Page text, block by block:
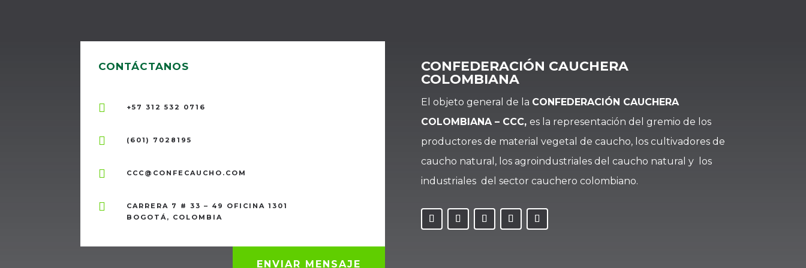
CONTÁCTANOS
 +57 312 532 0716
 (601) 7028195
 CCC@CONFECAUCHO.COM

CARRERA 7 # 33 – 49 OFICINA 1301
BOGOTÁ, COLOMBIA
ENVIAR MENSAJE
CONFEDERACIÓN CAUCHERA
COLOMBIANA
El objeto general de la CONFEDERACIÓN CAUCHERA
COLOMBIANA – CCC, es la representación del gremio de los
productores de material vegetal de caucho, los cultivadores de
caucho natural, los agroindustriales del caucho natural y los
industriales del sector cauchero colombiano.